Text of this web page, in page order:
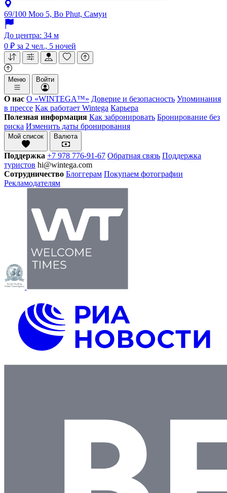
69/100 Moo 5, Bo Phut, Самуи
До центра: 34 м
0 ₽ за 2 чел., 5 ночей
Меню Войти
О нас О «WINTEGA™» Доверие и безопасность Упоминания
в прессе Как работает Wintega Карьера
Полезная информация Как забронировать Бронирование без
риска Изменить даты бронирования
Мой список Валюта
Поддержка +7 978 776-91-67 Обратная связь Поддержка
туристов hi@wintega.com
Сотрудничество Блоггерам Покупаем фотографии
Рекламодателям